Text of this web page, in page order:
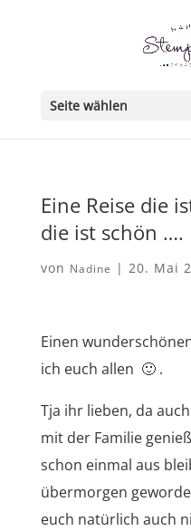
Seite wählen
Eine Reise die
die ist schön ….
von Nadine | 20. Mai
Einen
ich euch allen 🙂 .
Tja ihr lieben, da
mit der Familie
schon einmal aus
übermorgen
euch natürlich auch